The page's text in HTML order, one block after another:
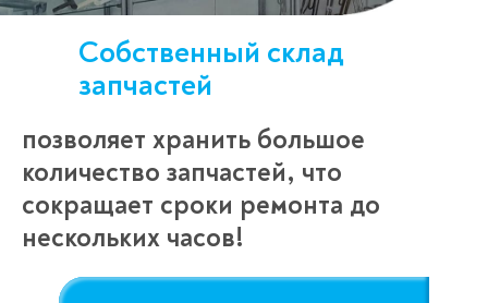
Собственный склад
запчастей
позволяет хранить большое
количество запчастей, что
сокращает сроки ремонта до
нескольких часов!